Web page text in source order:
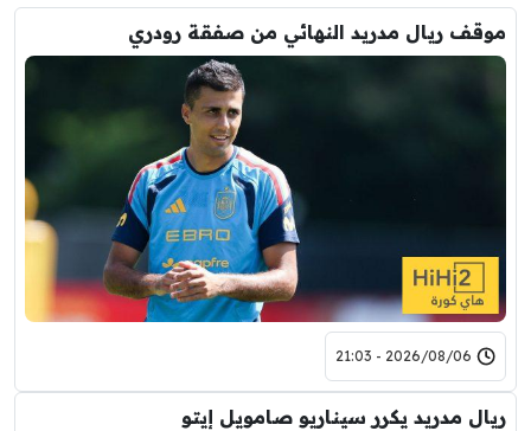
موقف ريال مدريد النهائي من صفقة رودري
2026/08/06 - 21:03
ريال مدريد يكرر سيناريو صامويل إيتو